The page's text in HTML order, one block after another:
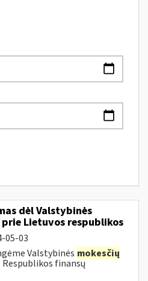
dėl Valstybinės
Lietuvos respublikos
05-03
Valstybinės mokesčių
finansų